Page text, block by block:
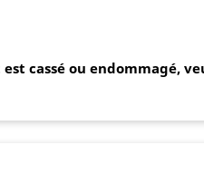
cassé ou endommagé,